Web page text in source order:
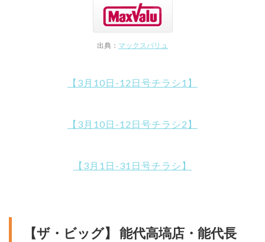
出典： マックスバリュ
【3月10日-12日号チラシ1】
【3月10日-12日号チラシ2】
【3月1日-31日号チラシ】
【ザ・ビッグ】 能代高塙店・能代長